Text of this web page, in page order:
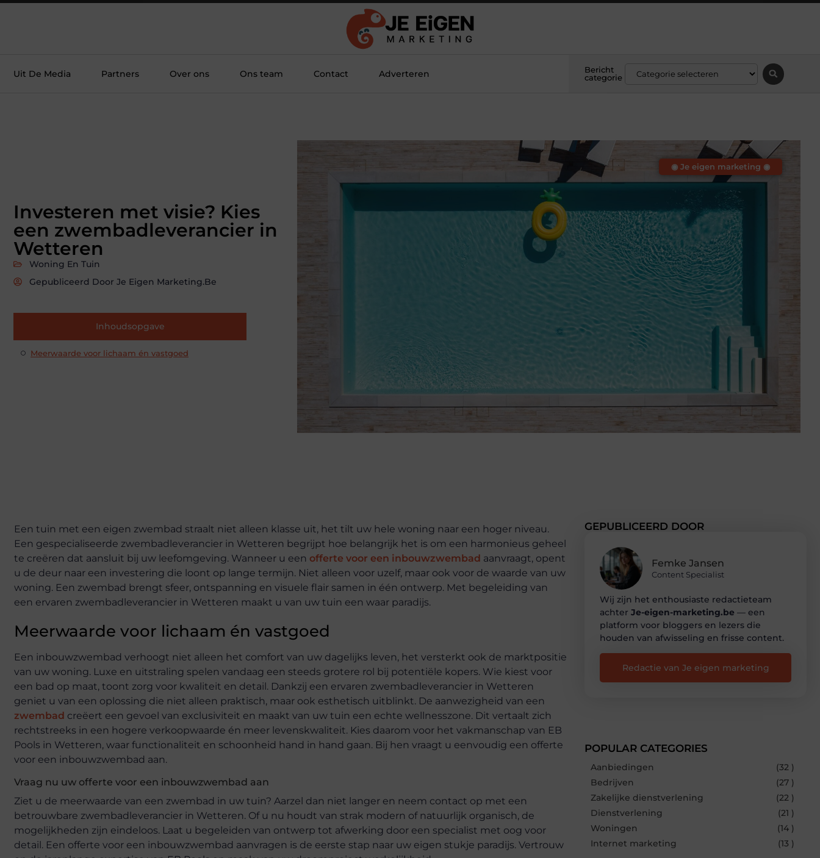
Uit De Media Partners Over ons Ons team Contact Adverteren
Bericht
categorie
Investeren met visie? Kies
een zwembadleverancier in
Wetteren
Woning En Tuin
Gepubliceerd Door Je Eigen Marketing.be
Inhoudsopgave
Meerwaarde voor lichaam én vastgoed
◉ Je eigen marketing ◉
Een tuin met een eigen zwembad straalt niet alleen klasse uit, het tilt uw hele woning naar een hoger niveau.
Een gespecialiseerde zwembadleverancier in Wetteren begrijpt hoe belangrijk het is om een harmonieus geheel
te creëren dat aansluit bij uw leefomgeving. Wanneer u een offerte voor een inbouwzwembad aanvraagt, opent
u de deur naar een investering die loont op lange termijn. Niet alleen voor uzelf, maar ook voor de waarde van uw
woning. Een zwembad brengt sfeer, ontspanning en visuele flair samen in één ontwerp. Met begeleiding van
een ervaren zwembadleverancier in Wetteren maakt u van uw tuin een waar paradijs.
Meerwaarde voor lichaam én vastgoed
Een inbouwzwembad verhoogt niet alleen het comfort van uw dagelijks leven, het versterkt ook de marktpositie
van uw woning. Luxe en uitstraling spelen vandaag een steeds grotere rol bij potentiële kopers. Wie kiest voor
een bad op maat, toont zorg voor kwaliteit en detail. Dankzij een ervaren zwembadleverancier in Wetteren
geniet u van een oplossing die niet alleen praktisch, maar ook esthetisch uitblinkt. De aanwezigheid van een
zwembad creëert een gevoel van exclusiviteit en maakt van uw tuin een echte wellnesszone. Dit vertaalt zich
rechtstreeks in een hogere verkoopwaarde én meer levenskwaliteit. Kies daarom voor het vakmanschap van EB
Pools in Wetteren, waar functionaliteit en schoonheid hand in hand gaan. Bij hen vraagt u eenvoudig een offerte
voor een inbouwzwembad aan.
Vraag nu uw offerte voor een inbouwzwembad aan
Ziet u de meerwaarde van een zwembad in uw tuin? Aarzel dan niet langer en neem contact op met een
betrouwbare zwembadleverancier in Wetteren. Of u nu houdt van strak modern of natuurlijk organisch, de
mogelijkheden zijn eindeloos. Laat u begeleiden van ontwerp tot afwerking door een specialist met oog voor
detail. Een offerte voor een inbouwzwembad aanvragen is de eerste stap naar uw eigen stukje paradijs. Vertrouw
GEPUBLICEERD DOOR
Femke Jansen
Content Specialist
Wij zijn het enthousiaste redactieteam
achter Je-eigen-marketing.be — een
platform voor bloggers en lezers die
houden van afwisseling en frisse content.
Redactie van Je eigen marketing
POPULAR CATEGORIES
Aanbiedingen
(32 )
Bedrijven
(27 )
Zakelijke dienstverlening
(22 )
Dienstverlening
(21 )
Woningen
(14 )
Internet marketing
(13 )